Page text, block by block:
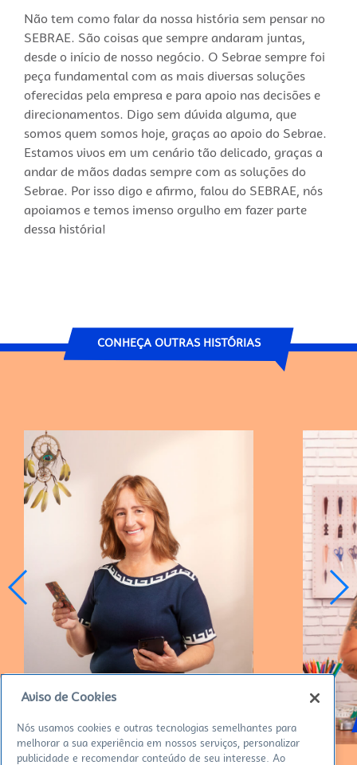
Não tem como falar da nossa história sem pensar no
SEBRAE. São coisas que sempre andaram juntas,
desde o início de nosso negócio. O Sebrae sempre foi
peça fundamental com as mais diversas soluções
oferecidas pela empresa e para apoio nas decisões e
direcionamentos. Digo sem dúvida alguma, que
somos quem somos hoje, graças ao apoio do Sebrae.
Estamos vivos em um cenário tão delicado, graças a
andar de mãos dadas sempre com as soluções do
Sebrae. Por isso digo e afirmo, falou do SEBRAE, nós
apoiamos e temos imenso orgulho em fazer parte
dessa história!
CONHEÇA OUTRAS HISTÓRIAS
Aviso de Cookies
Nós usamos cookies e outras tecnologias semelhantes para
melhorar a sua experiência em nossos serviços, personalizar
publicidade e recomendar conteúdo de seu interesse. Ao